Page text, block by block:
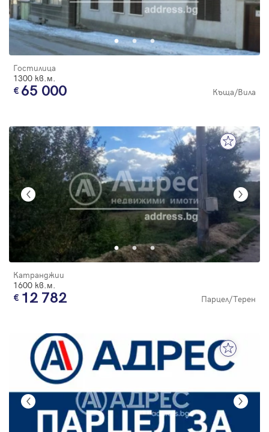
Гостилица
1300 кв.м.
65 000 Къща/Вила
Катранджии
1600 кв.м.
12 782 Парцел/Терен